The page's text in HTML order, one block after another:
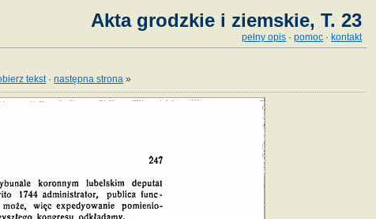
Akta grodzkie i ziemskie, T. 23
pełny opis · pomoc · kontakt
tekst·następna strona »